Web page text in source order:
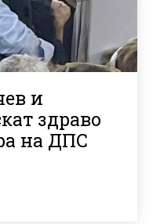
и
здраво
на ДПС